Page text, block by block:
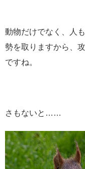
動物だけでなく、人
勢を取りますから、
ですね。
さもないと……